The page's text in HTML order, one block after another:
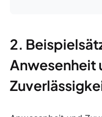
2.
Anwesenheit